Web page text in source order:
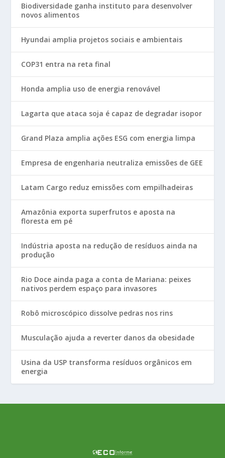
Biodiversidade ganha instituto para desenvolver
novos alimentos
Hyundai amplia projetos sociais e ambientais
COP31 entra na reta final
Honda amplia uso de energia renovável
Lagarta que ataca soja é capaz de degradar isopor
Grand Plaza amplia ações ESG com energia limpa
Empresa de engenharia neutraliza emissões de GEE
Latam Cargo reduz emissões com empilhadeiras
Amazônia exporta superfrutos e aposta na
floresta em pé
Indústria aposta na redução de resíduos ainda na
produção
Rio Doce ainda paga a conta de Mariana: peixes
nativos perdem espaço para invasores
Robô microscópico dissolve pedras nos rins
Musculação ajuda a reverter danos da obesidade
Usina da USP transforma resíduos orgânicos em
energia